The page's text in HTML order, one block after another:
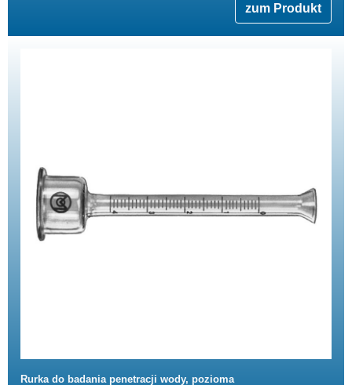
zum Produkt
Rurka do badania penetracji wody, pozioma